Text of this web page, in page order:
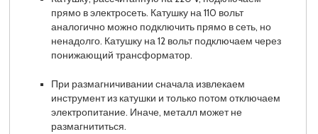
прямо в электросеть. Катушку на 110 вольт
аналогично можно подключить прямо в сеть, но
ненадолго. Катушку на 12 вольт подключаем через
понижающий трансформатор.
При размагничивании сначала извлекаем
инструмент из катушки и только потом отключаем
электропитание. Иначе, металл может не
размагнититься.